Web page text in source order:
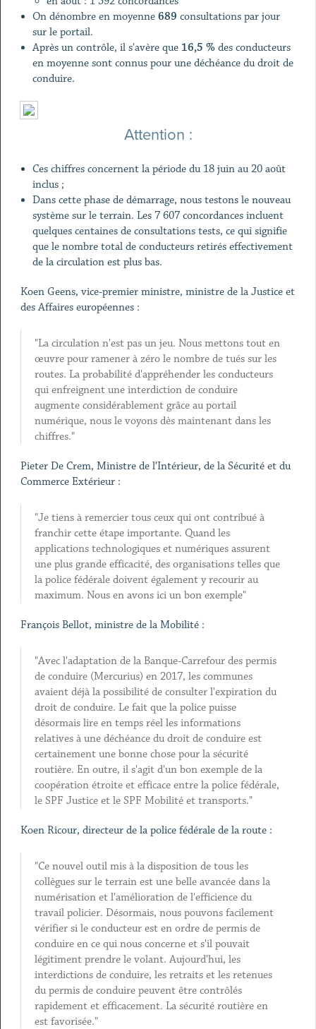
On dénombre en moyenne689consultations par jour
sur le portail.
Après un contrôle, il s'avère que 16,5 % des conducteurs
en moyenne sont connus pour une déchéance du droit de
conduire.
Attention :
Ces chiffres concernent la période du 18 juin au 20 août
inclus ;
Dans cette phase de démarrage, nous testons le nouveau
système sur le terrain. Les 7 607 concordances incluent
quelques centaines de consultations tests, ce qui signifie
que le nombre total de conducteurs retirés effectivement
de la circulation est plus bas.
Koen Geens, vice-premier ministre, ministre de la Justice et
des Affaires européennes :
"La circulation n'est pas un jeu. Nous mettons tout en
œuvre pour ramener à zéro le nombre de tués sur les
routes. La probabilité d'appréhender les conducteurs
qui enfreignent une interdiction de conduire
augmente considérablement grâce au portail
numérique, nous le voyons dès maintenant dans les
chiffres."
Pieter De Crem, Ministre de l’Intérieur, de la Sécurité et du
Commerce Extérieur :
"Je tiens à remercier tous ceux qui ont contribué à
franchir cette étape importante. Quand les
applications technologiques et numériques assurent
une plus grande efficacité, des organisations telles que
la police fédérale doivent également y recourir au
maximum. Nous en avons ici un bon exemple"
François Bellot, ministre de la Mobilité :
"Avec l'adaptation de la Banque-Carrefour des permis
de conduire (Mercurius) en 2017, les communes
avaient déjà la possibilité de consulter l'expiration du
droit de conduire. Le fait que la police puisse
désormais lire en temps réel les informations
relatives à une déchéance du droit de conduire est
certainement une bonne chose pour la sécurité
routière. En outre, il s'agit d'un bon exemple de la
coopération étroite et efficace entre la police fédérale,
le SPF Justice et le SPF Mobilité et transports."
Koen Ricour, directeur de la police fédérale de la route :
"Ce nouvel outil mis à la disposition de tous les
collègues sur le terrain est une belle avancée dans la
numérisation et l'amélioration de l'efficience du
travail policier. Désormais, nous pouvons facilement
vérifier si le conducteur est en ordre de permis de
conduire en ce qui nous concerne et s'il pouvait
légitiment prendre le volant. Aujourd'hui, les
interdictions de conduire, les retraits et les retenues
du permis de conduire peuvent être contrôlés
rapidement et efficacement. La sécurité routière en
est favorisée."